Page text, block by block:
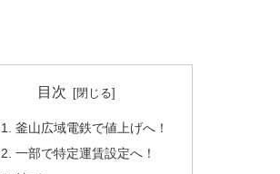
目次
1. 釜山広域電鉄で値上げへ！
2. 一部で特定運賃設定へ！